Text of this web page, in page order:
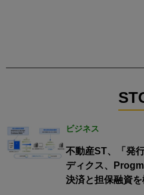
ビジネス
不動産ST、「発
ディクス、
決済と担保融資を